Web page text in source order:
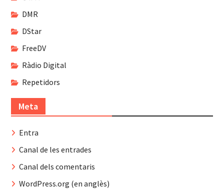
DMR
DStar
FreeDV
Ràdio Digital
Repetidors
Meta
Entra
Canal de les entrades
Canal dels comentaris
WordPress.org (en anglès)